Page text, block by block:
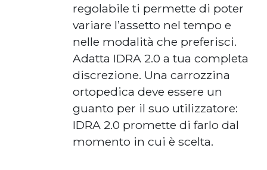
regolabile ti permette di poter
variare l’assetto nel tempo e
nelle modalità che preferisci.
Adatta IDRA 2.0 a tua completa
discrezione. Una carrozzina
ortopedica deve essere un
guanto per il suo utilizzatore:
IDRA 2.0 promette di farlo dal
momento in cui è scelta.